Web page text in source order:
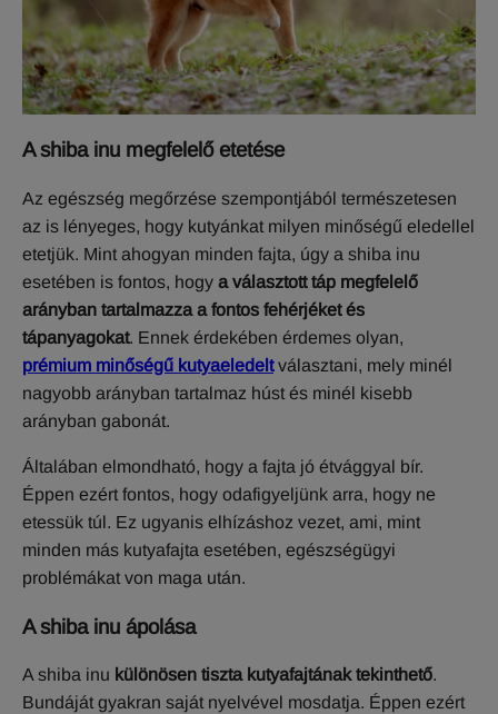
A shiba inu megfelelő etetése
Az egészség megőrzése szempontjából természetesen
az is lényeges, hogy kutyánkat milyen minőségű eledellel
etetjük. Mint ahogyan minden fajta, úgy a shiba inu
esetében is fontos, hogy a választott táp megfelelő
arányban tartalmazza a fontos fehérjéket és
tápanyagokat. Ennek érdekében érdemes olyan,
prémium minőségű kutyaeledeltválasztani, mely minél
nagyobb arányban tartalmaz húst és minél kisebb
arányban gabonát.
Általában elmondható, hogy a fajta jó étvággyal bír.
Éppen ezért fontos, hogy odafigyeljünk arra, hogy ne
etessük túl. Ez ugyanis elhízáshoz vezet, ami, mint
minden más kutyafajta esetében, egészségügyi
problémákat von maga után.
A shiba inu ápolása
A shiba inu különösen tiszta kutyafajtának tekinthető.
Bundáját gyakran saját nyelvével mosdatja. Éppen ezért